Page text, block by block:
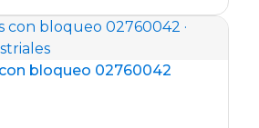
bloqueo 02760042